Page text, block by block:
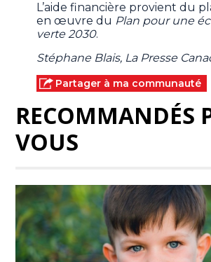
L’aide financière provient du
en œuvre du Plan pour une
verte 2030.
Stéphane Blais, La Presse
Partager à ma communauté
RECOMMANDÉS
VOUS